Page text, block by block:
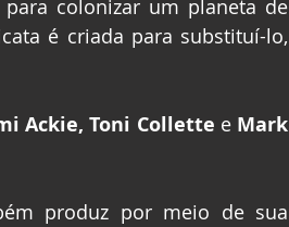
colonizar um planeta de
é criada para substituí-lo,
Ackie, Toni Collette e Mark
produz por meio de sua